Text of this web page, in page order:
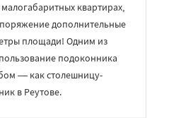
квартирах,
дополнительные
площади! Одним из
подоконника
— как столешницу-
в Реутове.